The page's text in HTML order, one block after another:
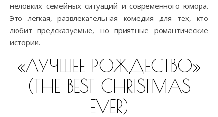
неловких семейных ситуаций и современного юмора.
Это легкая, развлекательная комедия для тех, кто
любит предсказуемые, но приятные романтические
истории.
«ЛУЧШЕЕ РОЖДЕСТВО»
(THE BEST CHRISTMAS
EVER)